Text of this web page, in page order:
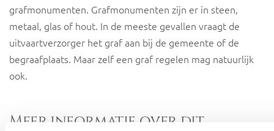
grafmonumenten. Grafmonumenten zijn er in steen,
metaal, glas of hout. In de meeste gevallen vraagt de
uitvaartverzorger het graf aan bij de gemeente of de
begraafplaats. Maar zelf een graf regelen mag natuurlijk
ook.
Meer informatie over dit